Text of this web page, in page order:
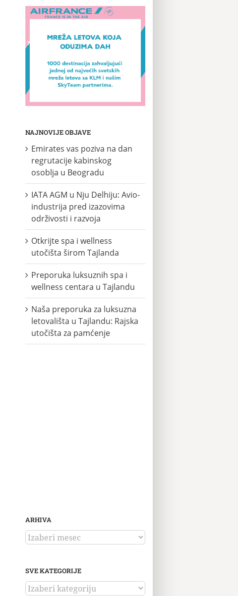
NAJNOVIJE OBJAVE
Emirates vas poziva na dan
regrutacije kabinskog
osoblja u Beogradu
IATA AGM u Nju Delhiju: Avio-
industrija pred izazovima
održivosti i razvoja
Otkrijte spa i wellness
utočišta širom Tajlanda
Preporuka luksuznih spa i
wellness centara u Tajlandu
Naša preporuka za luksuzna
letovališta u Tajlandu: Rajska
utočišta za pamćenje
ARHIVA
ARHIVA
SVE KATEGORIJE
SVE